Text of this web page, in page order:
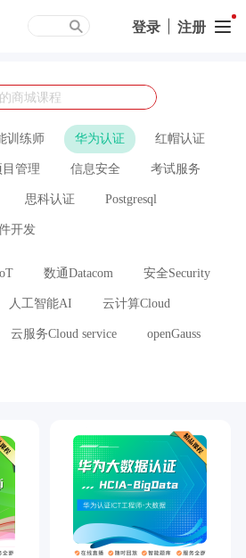
登录 注册
训练师 华为认证 红帽认证
目管理 信息安全 考试服务
思科认证 Postgresql
开发
数通Datacom 安全Security
人工智能AI 云计算Cloud
云服务Cloud service openGauss